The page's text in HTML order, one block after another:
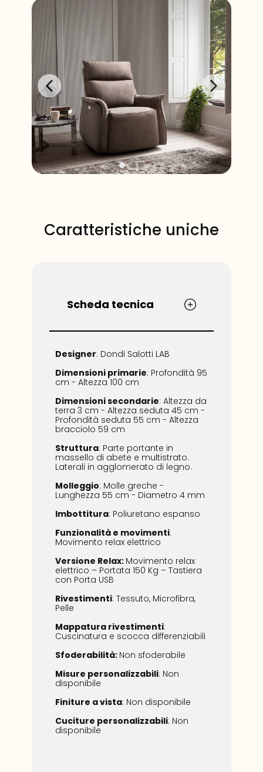
Caratteristiche uniche
Scheda tecnica
Designer: Dondi Salotti LAB
Dimensioni primarie: Profondità 95
cm - Altezza 100 cm
Dimensionisecondarie: ​Altezza da
terra 3 cm - Altezza seduta 45 cm -
Profondità seduta 55 cm - Altezza
bracciolo 59 cm
Struttura: Parte portante in
massello di abete e multistrato.
Laterali in agglomerato di legno.
Molleggio: Molle greche -
Lunghezza 55 cm - Diametro 4 mm
Imbottitura: Poliuretano espanso
Funzionalità e movimenti:
Movimento relax elettrico
Versione Relax: Movimento relax
elettrico – Portata 150 Kg – Tastiera
con Porta USB
Rivestimenti: Tessuto, Microfibra,
Pelle
Mappatura rivestimenti:
Cuscinatura e scocca differenziabili
Sfoderabilità: Non sfoderabile
Misure personalizzabili: Non
disponibile
Finiture a vista: Non disponibile
Cuciture personalizzabili: Non
disponibile